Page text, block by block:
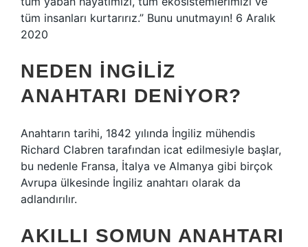
tüm insanları kurtarırız.” Bunu unutmayın! 6 Aralık
2020
NEDEN İNGILIZ
ANAHTARI DENIYOR?
Anahtarın tarihi, 1842 yılında İngiliz mühendis
Richard Clabren tarafından icat edilmesiyle başlar,
bu nedenle Fransa, İtalya ve Almanya gibi birçok
Avrupa ülkesinde İngiliz anahtarı olarak da
adlandırılır.
AKILLI SOMUN ANAHTARI